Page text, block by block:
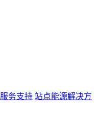
服务支持 站点能源解决方